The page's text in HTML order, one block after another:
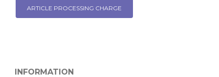
ARTICLE PROCESSING CHARGE
INFORMATION